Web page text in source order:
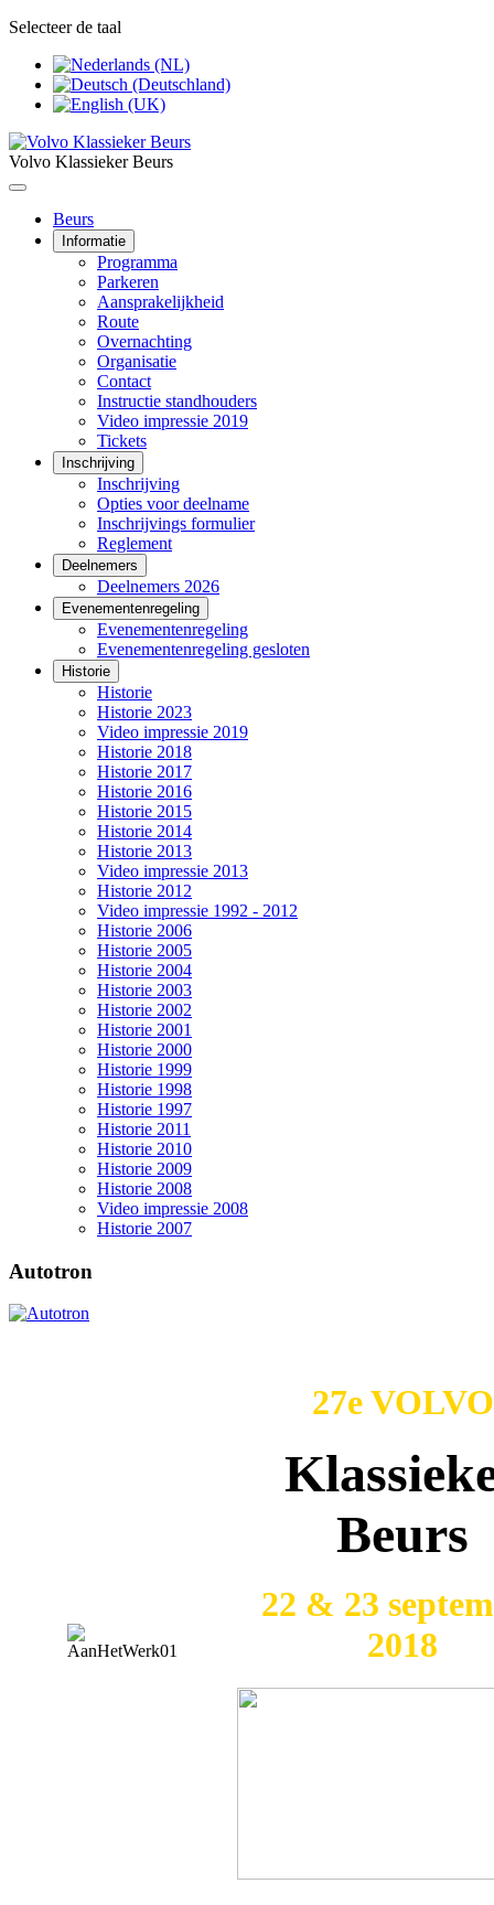
Selecteer de taal
Volvo Klassieker Beurs
Beurs
Informatie
Programma
Parkeren
Aansprakelijkheid
Route
Overnachting
Organisatie
Contact
Instructie standhouders
Video impressie 2019
Tickets
Inschrijving
Inschrijving
Opties voor deelname
Inschrijvings formulier
Reglement
Deelnemers
Deelnemers 2026
Evenementenregeling
Evenementenregeling
Evenementenregeling gesloten
Historie
Historie
Historie 2023
Video impressie 2019
Historie 2018
Historie 2017
Historie 2016
Historie 2015
Historie 2014
Historie 2013
Video impressie 2013
Historie 2012
Video impressie 1992 - 2012
Historie 2006
Historie 2005
Historie 2004
Historie 2003
Historie 2002
Historie 2001
Historie 2000
Historie 1999
Historie 1998
Historie 1997
Historie 2011
Historie 2010
Historie 2009
Historie 2008
Video impressie 2008
Historie 2007
Autotron
27e VOLVO
Beurs
22 & 23
2018